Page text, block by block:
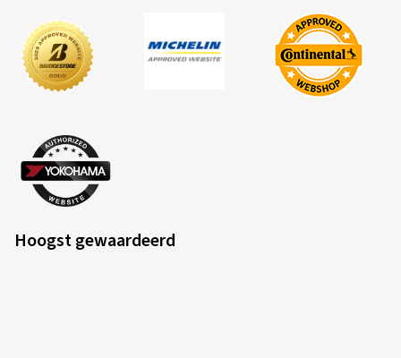
Hoogst gewaardeerd